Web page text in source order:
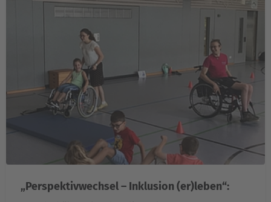
„Perspektivwechsel – Inklusion (er)leben“: